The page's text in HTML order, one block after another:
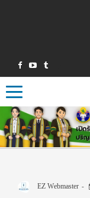
Toggle navigation
EZ Webmaster